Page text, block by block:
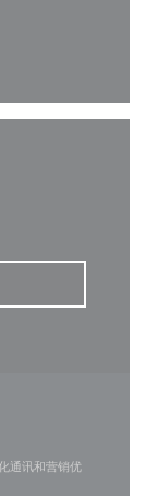
通讯和营销优